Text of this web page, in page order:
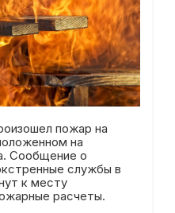
пожар на
на
Сообщение о
службы в
к месту
расчеты.